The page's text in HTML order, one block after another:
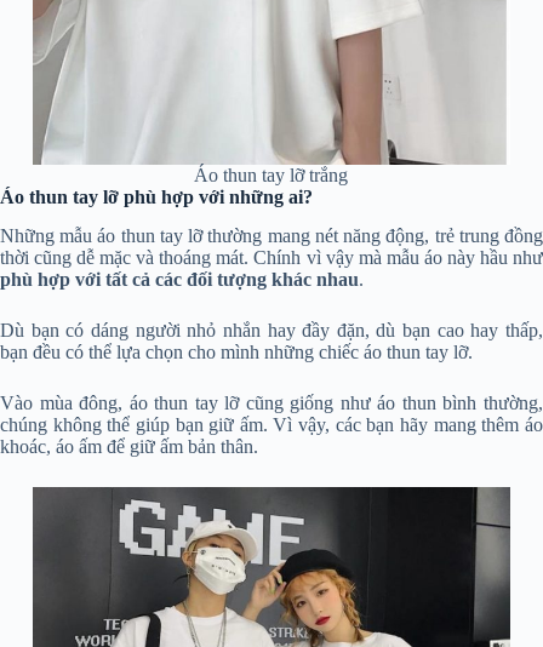
Áo thun tay lỡ trắng
Áo thun tay lỡ phù hợp với những ai?
Những mẫu áo thun tay lỡ thường mang nét năng động, trẻ trung đồng
thời cũng dễ mặc và thoáng mát. Chính vì vậy mà mẫu áo này hầu như
phù hợp với tất cả các đối tượng khác nhau.
Dù bạn có dáng người nhỏ nhắn hay đầy đặn, dù bạn cao hay thấp,
bạn đều có thể lựa chọn cho mình những chiếc áo thun tay lỡ.
Vào mùa đông, áo thun tay lỡ cũng giống như áo thun bình thường,
chúng không thể giúp bạn giữ ấm. Vì vậy, các bạn hãy mang thêm áo
khoác, áo ấm để giữ ấm bản thân.